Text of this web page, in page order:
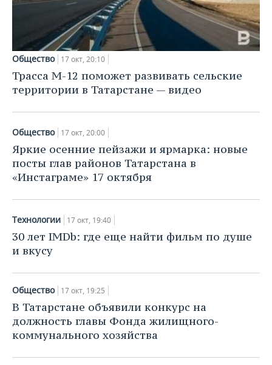
Общество 17 окт, 20:10
Трасса М-12 поможет развивать сельские
территории в Татарстане — видео
Общество 17 окт, 20:00
Яркие осенние пейзажи и ярмарка: новые
посты глав районов Татарстана в
«Инстаграме» 17 октября
Технологии 17 окт, 19:40
30 лет IMDb: где еще найти фильм по душе
и вкусу
Общество 17 окт, 19:25
В Татарстане объявили конкурс на
должность главы Фонда жилищного-
коммунального хозяйства